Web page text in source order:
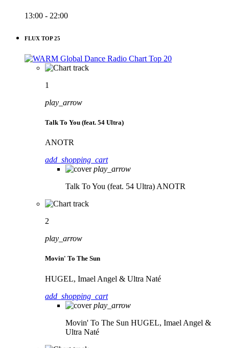
13:00 - 22:00
FLUX TOP 25
1
play_arrow
Talk To You (feat. 54 Ultra)
ANOTR
add_shopping_cart
play_arrow
Talk To You (feat. 54 Ultra) ANOTR
2
play_arrow
Movin' To The Sun
HUGEL, Imael Angel & Ultra Naté
add_shopping_cart
play_arrow
Movin' To The Sun HUGEL, Imael Angel &
Ultra Naté